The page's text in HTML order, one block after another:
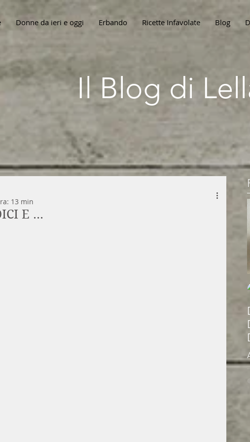
Donne da ieri e oggi Erbando Ricette Infavolate Blog
Il Blog di
E ...
13 min